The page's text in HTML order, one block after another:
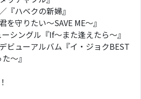
ハベクの新婦』
守りたい～SAVE ME～』
シングル『If～また逢えたら～』
ビューアルバム『イ・ジョクBEST
～』